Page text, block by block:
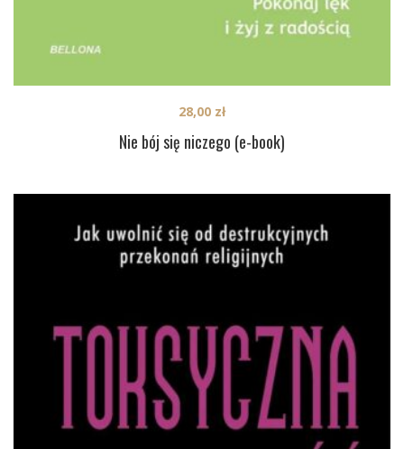
Nie bój się niczego (e-book)
28,00 zł